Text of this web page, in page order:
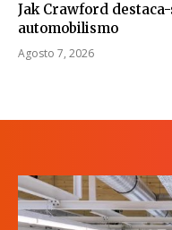
Jak Crawford
automobilismo
Agosto 7, 2026